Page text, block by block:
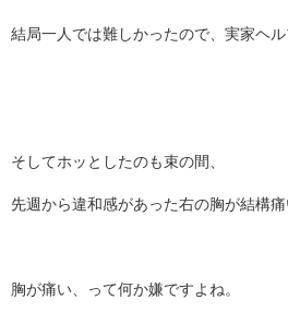
結局一人では難しかったので、実家ヘル
そしてホッとしたのも束の間、
先週から違和感があった右の胸が結構痛
胸が痛い、って何か嫌ですよね。